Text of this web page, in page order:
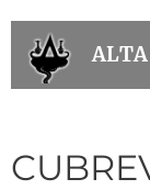
ALTA